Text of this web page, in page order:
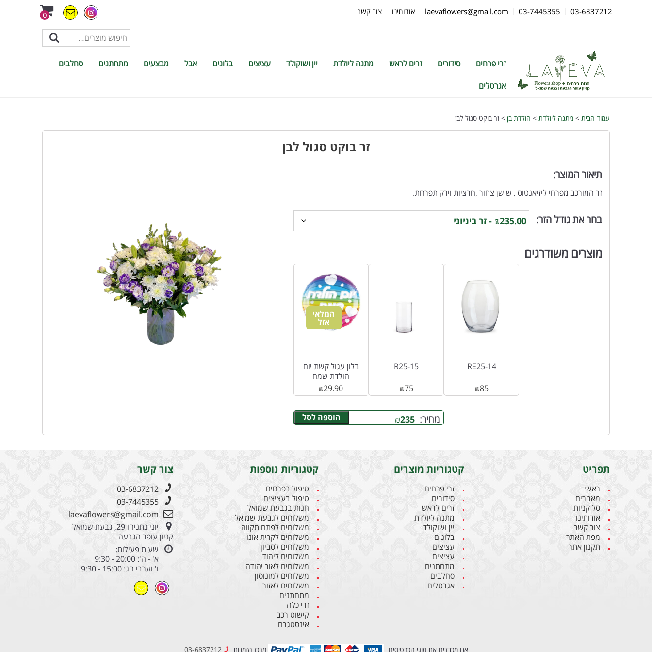
03-6837212
03-7445355
laevaflowers@gmail.com אודותינו צור קשר 0
זרי פרחים סידורים זרים לראש מתנה ליולדת יין ושוקולד עציצים בלונים אבל מבצעים מתחתנים סחלבים
אגרטלים
עמוד הבית > מתנה ליולדת > הולדת בן > זר בוקט סגול לבן
זר בוקט סגול לבן
תיאור המוצר:
זר המורכב מפרחי ליזיאנטוס , שושן צחור ,חרציות וירק תפרחת.
בחר את גודל הזר:
מחיר: ₪235 הוספה לסל
מוצרים משודרגים
המלאי
אזל
בלון עגול קשת יום
הולדת שמח
₪29.90
R25-15
₪75
RE25-14
₪85
תפריט
ראשי
מאמרים
סל קניות
אודותינו
צור קשר
מפת האתר
תקנון אתר
קטגוריות מוצרים
זרי פרחים
סידורים
זרים לראש
מתנה ליולדת
יין ושוקולד
בלונים
עציצים
עציצים
מתחתנים
סחלבים
אגרטלים
קטגוריות נוספות
טיפול בפרחים
טיפול בעציצים
חנות בגבעת שמואל
משלוחים לגבעת שמואל
משלוחים לפתח תקווה
משלוחים לקרית אונו
משלוחים לסביון
משלוחים ליהוד
משלוחים לאור יהודה
משלוחים למונוסון
משלוחים לאזור
מתחתנים
זרי כלה
קישוט רכב
אינסטגרם
צור קשר
03-6837212
03-7445355
laevaflowers@gmail.com
יוני נתניהו 29, גבעת שמואל
קניון עופר הגבעה
שעות פעילות:
א' - ה': 20:00 - 9:30
ו' וערבי חג: 15:00 - 9:30
אנו מכבדים את סוגי הכרטיסים מרכז הזמנות